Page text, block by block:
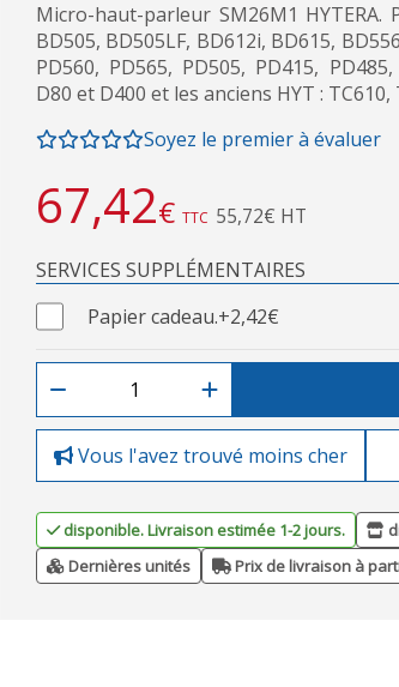
Micro-haut-parleur SM26M1 HYTERA.
BD505, BD505LF, BD612i, BD615,
PD560, PD565, PD505, PD415,
D80 et D400 et les anciens HYT : TC610,
Soyez le premier à évaluer
67,42€ TTC 55,72€ HT
SERVICES SUPPLÉMENTAIRES
Papier cadeau.+2,42€
Vous l'avez trouvé moins cher
disponible. Livraison estimée 1-2 jours.
Dernières unités
Prix de livraison à